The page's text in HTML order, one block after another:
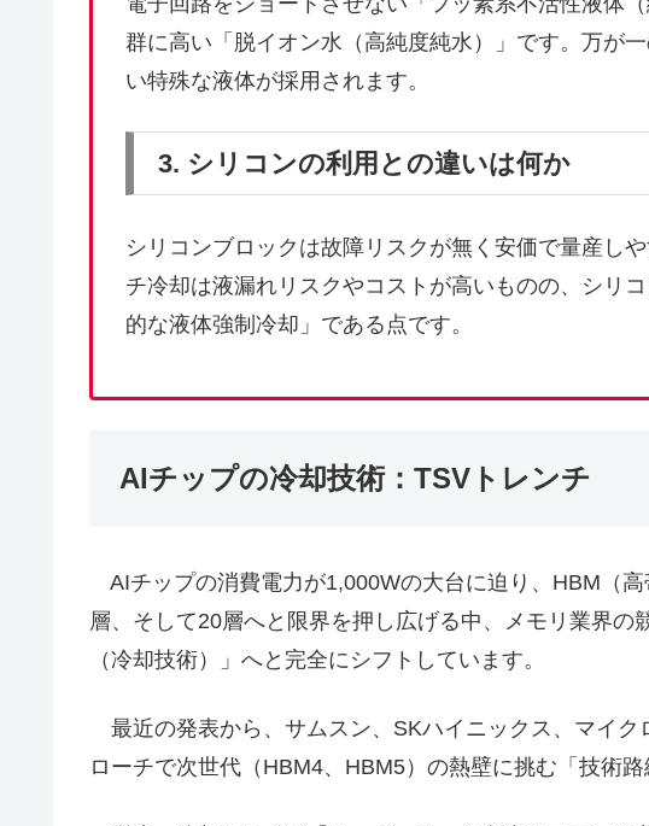
群に高い「脱イオン水（高純度純水）」です。万が
い特殊な液体が採用されます。
3. シリコンの利用との違いは何か
シリコンブロックは故障リスクが無く安価で量産し
チ冷却は液漏れリスクやコストが高いものの、シリ
的な液体強制冷却」である点です。
AIチップの冷却技術：TSVトレンチ
AIチップの消費電力が1,000Wの大台に迫り、HBM（
層、そして20層へと限界を押し広げる中、メモリ業界の
（冷却技術）」へと完全にシフトしています。
最近の発表から、サムスン、SKハイニックス、マイク
ローチで次世代（HBM4、HBM5）の熱壁に挑む「技術